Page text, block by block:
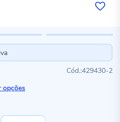
429430-2
opções